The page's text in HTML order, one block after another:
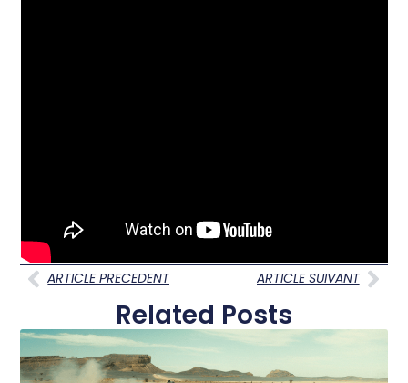
ARTICLE PRECEDENT ARTICLE SUIVANT
Related Posts